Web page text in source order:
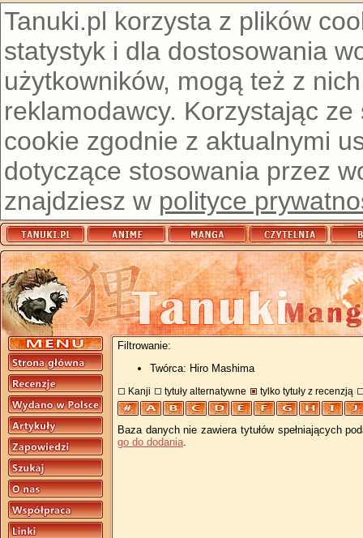
Tanuki.pl korzysta z plików
statystyk i dla dostosowania
użytkowników, mogą też z
reklamodawcy. Korzystając
cookie zgodnie z aktualnymi
dotyczące stosowania przez
znajdziesz w polityce
Filtrowanie:
Twórca: Hiro Mashima
Kanji tytuły alternatywne tylko tytuły z recenzją
Baza danych nie zawiera tytułów spełniających
go do dodania.